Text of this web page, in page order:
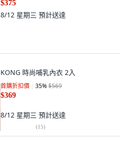
$375
8/12 星期三 預計送達
KONG 時尚哺乳內衣 2入
首購折扣價 35%$569
$369
8/12 星期三 預計送達
(15)